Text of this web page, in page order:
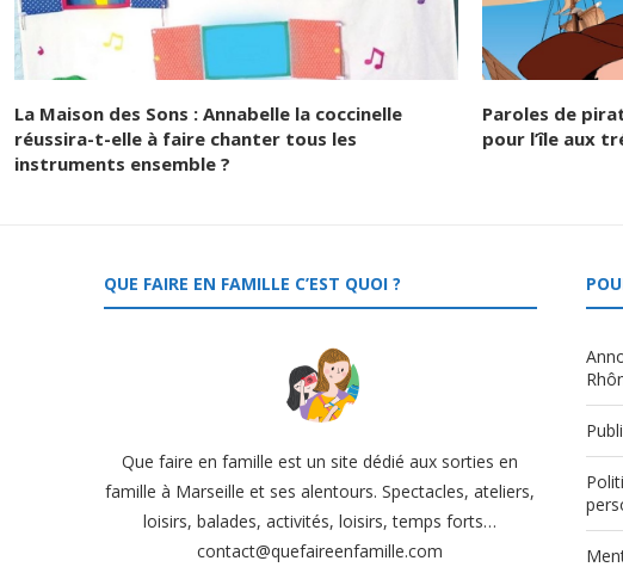
La Maison des Sons : Annabelle la coccinelle
réussira-t-elle à faire chanter tous les
instruments ensemble ?
Paroles de
pour l’île aux
QUE FAIRE EN FAMILLE C’EST QUOI ?
Que faire en famille est un site dédié aux sorties en
famille à Marseille et ses alentours. Spectacles, ateliers,
loisirs, balades, activités, loisirs, temps forts…
contact@quefaireenfamille.com